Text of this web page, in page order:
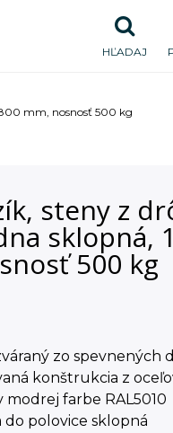
HĽADAJ
mm, nosnosť 500 kg
steny z
sklopná,
500 kg
zo spevnených
konštrukcia z
modrej farbe RAL5010
do polovice sklopná